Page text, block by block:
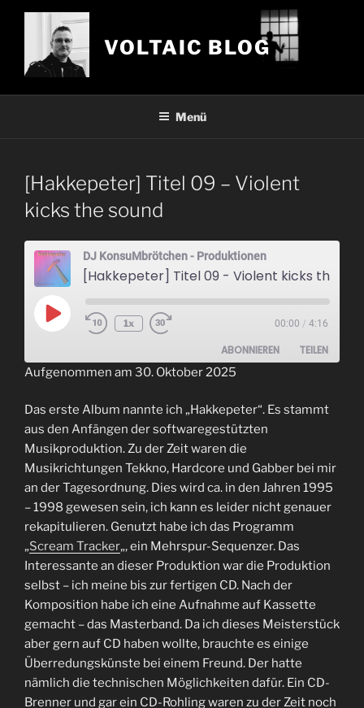
Zum
VOLTAIC BLOG
Menü
[Hakkepeter] Titel 09 – Violent
kicks the sound
DJ KonsuMbrötchen - Produktionen
Play
Episode
1x 00:00 / 4:16
ABONNIEREN TEILEN
RSS FEED
LINK
EMBED
Aufgenommen am 30. Oktober 2025
Das erste Album nannte ich „Hakkepeter“. Es stammt
aus den Anfängen der softwaregestützten
Musikproduktion. Zu der Zeit waren die
Musikrichtungen Tekkno, Hardcore und Gabber bei mir
an der Tagesordnung. Dies wird ca. in den Jahren 1995
– 1998 gewesen sein, ich kann es leider nicht genauer
rekapitulieren. Genutzt habe ich das Programm
„Scream Tracker„, ein Mehrspur-Sequenzer. Das
Interessante an dieser Produktion war die Produktion
selbst – ich meine bis zur fertigen CD. Nach der
Komposition habe ich eine Aufnahme auf Kassette
gemacht – das Masterband. Da ich dieses Meisterstück
aber gern auf CD haben wollte, brauchte es einige
Überredungskünste bei einem Freund. Der hatte
nämlich die technischen Möglichkeiten dafür. Ein CD-
Brenner und gar ein CD-Rohling waren zu der Zeit noch